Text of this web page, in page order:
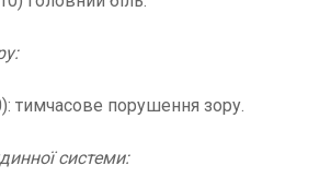
тимчасове порушення зору.
системи: